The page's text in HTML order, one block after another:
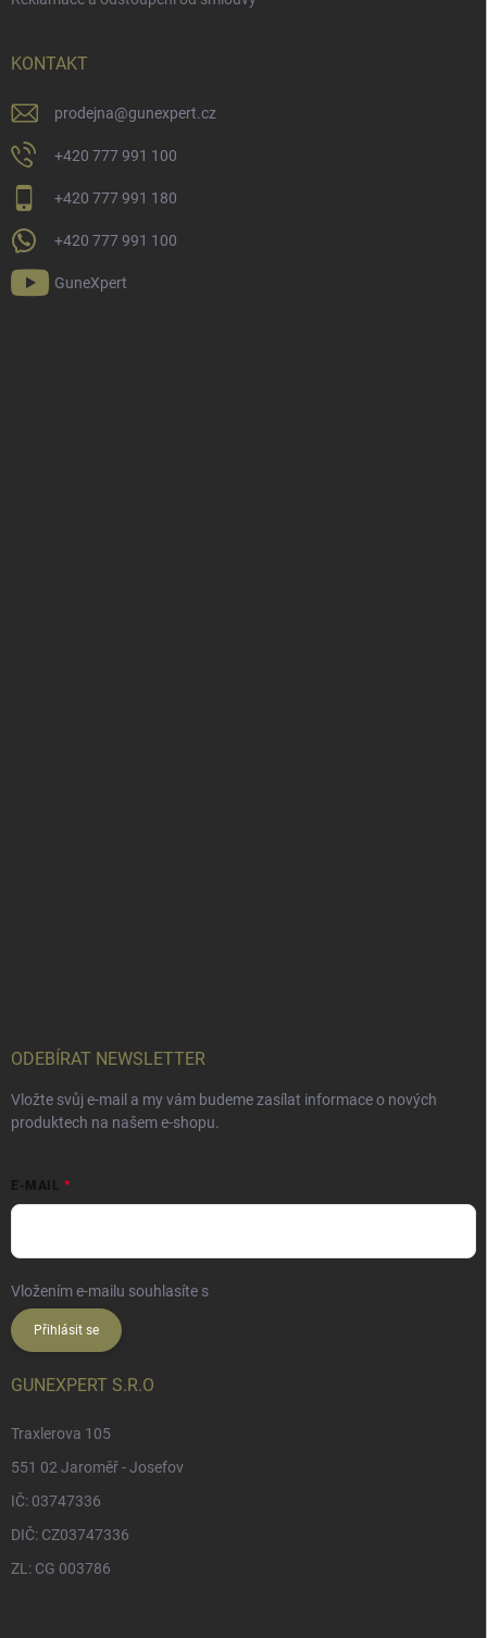
KONTAKT
prodejna@gunexpert.cz
+420 777 991 100
+420 777 991 180
+420 777 991 100
GuneXpert
ODEBÍRAT NEWSLETTER
Vložte svůj e-mail a my vám budeme zasílat informace o nových
produktech na našem e-shopu.
E-MAIL
Vložením e-mailu souhlasíte s
Přihlásit se
GUNEXPERT S.R.O
Traxlerova 105
551 02 Jaroměř - Josefov
IČ: 03747336
DIČ: CZ03747336
ZL: CG 003786